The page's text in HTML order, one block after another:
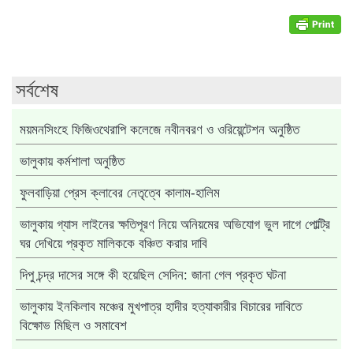
সর্বশেষ
ময়মনসিংহে ফিজিওথেরাপি কলেজে নবীনবরণ ও ওরিয়েন্টেশন অনুষ্ঠিত
ভালুকায় কর্মশালা অনুষ্ঠিত
ফুলবাড়িয়া প্রেস ক্লাবের নেতৃত্বে কালাম-হালিম
ভালুকায় গ্যাস লাইনের ক্ষতিপূরণ নিয়ে অনিয়মের অভিযোগ ভুল দাগে পোল্ট্রি
ঘর দেখিয়ে প্রকৃত মালিককে বঞ্চিত করার দাবি
দিপু চন্দ্র দাসের সঙ্গে কী হয়েছিল সেদিন: জানা গেল প্রকৃত ঘটনা
ভালুকায় ইনকিলাব মঞ্চের মুখপাত্র হাদীর হত্যাকারীর বিচারের দাবিতে
বিক্ষোভ মিছিল ও সমাবেশ